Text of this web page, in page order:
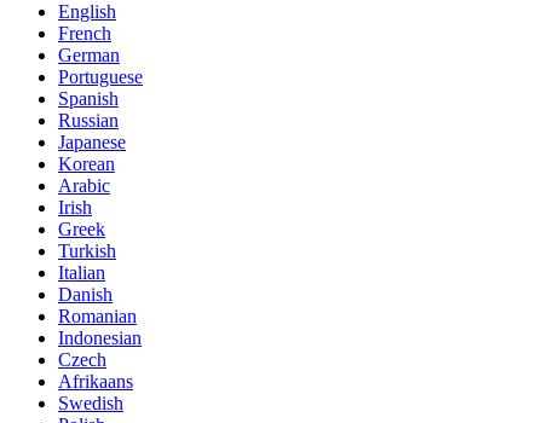
English
French
German
Portuguese
Spanish
Russian
Japanese
Korean
Arabic
Irish
Greek
Turkish
Italian
Danish
Romanian
Indonesian
Czech
Afrikaans
Swedish